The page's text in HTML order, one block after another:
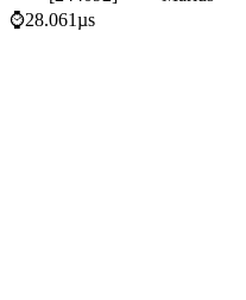
⌚28.061µs